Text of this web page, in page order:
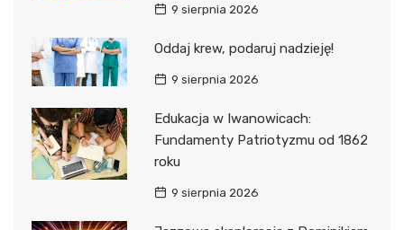
9 sierpnia 2026
Oddaj krew, podaruj nadzieję!
9 sierpnia 2026
Edukacja w Iwanowicach:
Fundamenty Patriotyzmu od 1862
roku
9 sierpnia 2026